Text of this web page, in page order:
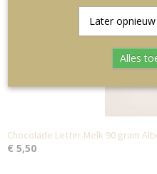
Chocolade Letter Melk 90 gram
€ 5,50
Later
Alles